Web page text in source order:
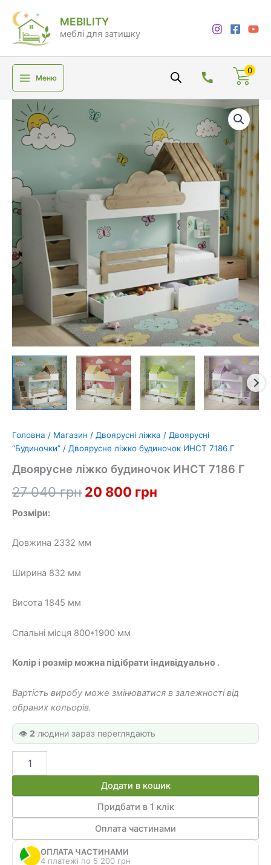
вмісту
MEBILITY
меблі для затишку
Меню
0
Головна / Магазин / Двоярусні ліжка / Двоярусні
“Будиночки” / Двоярусне ліжко будиночок ИНСТ 7186 Г
Двоярусне ліжко будиночок ИНСТ 7186 Г
27 040грн Оригінальна
20 800 грн
Розміри:
Довжина 2332 мм
Ширина 832 мм
Висота 1845 мм
Спальні місця 800*1900 мм
Колір і розмір можна підібрати індивідуально .
Вартість виробу може змінюватися в залежності від
обраних кольорів.
👁️ 2 людини зараз переглядають
ліжко
ИНСТ
Г
Додати в кошик
Придбати в 1 клік
Оплата частинами
ОПЛАТА ЧАСТИНАМИ
4 платежі по 5 200 грн